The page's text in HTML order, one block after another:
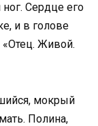
Сердце его
и в голове
«Отец. Живой.
мокрый
Полина,